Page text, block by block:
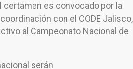
certamen es convocado por la
con el CODE Jalisco,
al Campeonato Nacional de
serán